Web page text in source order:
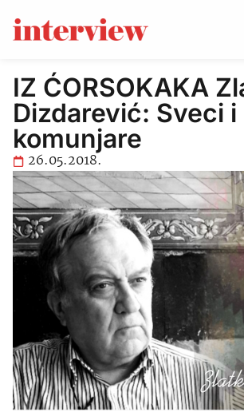
IZ ĆORSOKAKA
Dizdarević: Sveci i
komunjare
26.05.2018.